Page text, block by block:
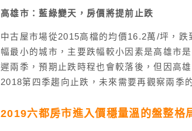
高雄市：藍綠變天，房價將提前止跌
中古屋市場從2015高檔的均價16.2萬/坪，
幅最小的城市，主要跌幅較小因素是高雄市
遲兩季，預期止跌時程也會較落後，但因高
2018第四季趨向止跌，未來需要再觀察兩季
2019六都房市進入價穩量溫的盤整格